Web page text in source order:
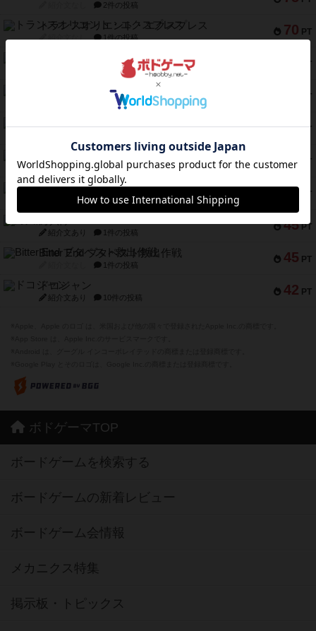
2件の投稿
70 PT
トランスオリエント・エクスプレス
1件の投稿
PT
アンブッシュ！：ムーブアウト！
1件の投稿
PT
キャプテン・フリップ：イスラ・ボンバ
2件の投稿
46 PT
45 PT
紹介文なし 8件の投稿
45 PT
スカルキング
紹介文あり 12件の投稿
45 PT
紹介文あり 1件の投稿
45 PT
Bitter End ブタペスト救出作戦
1件の投稿
42 PT
ドコジャン
紹介文あり 10件の投稿
ボドゲーマTOP
ボードゲームを検索する
ボードゲームの新着レビュー
ボードゲーム会情報
メカニクス特集
掲示板・トピックス